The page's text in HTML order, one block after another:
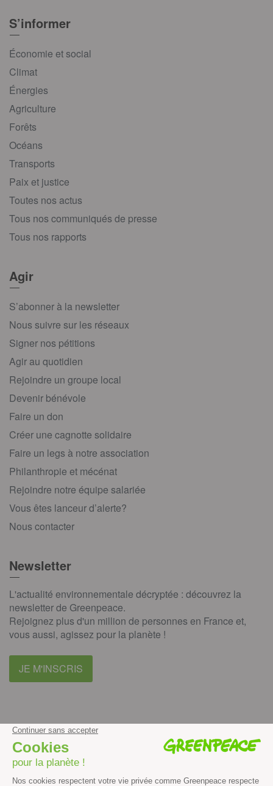
S’informer
Économie et social
Climat
Énergies
Agriculture
Forêts
Océans
Transports
Paix et justice
Toutes nos actus
Tous nos communiqués de presse
Tous nos rapports
Agir
S’abonner à la newsletter
Nous suivre sur les réseaux
Signer nos pétitions
Agir au quotidien
Rejoindre un groupe local
Devenir bénévole
Faire un don
Créer une cagnotte solidaire
Faire un legs à notre association
Philanthropie et mécénat
Rejoindre notre équipe salariée
Vous êtes lanceur d’alerte?
Nous contacter
Newsletter
L'actualité environnementale décryptée : découvrez la
newsletter de Greenpeace.
Rejoignez plus d'un million de personnes en France et,
vous aussi, agissez pour la planète !
JE M'INSCRIS
instagramyoutube